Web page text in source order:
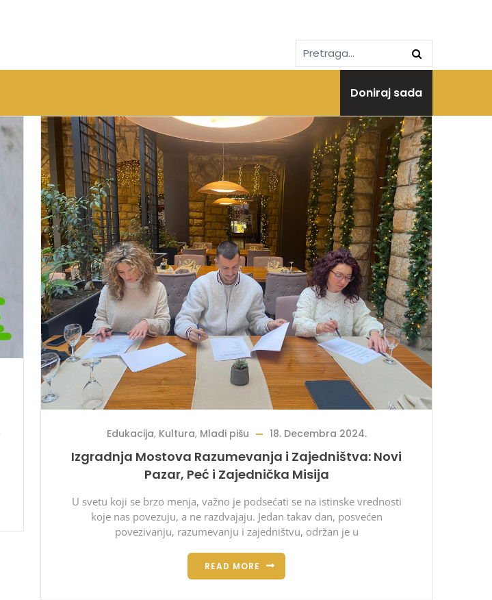
Doniraj sada
Edukacija, Kultura, Mladi pišu 18. Decembra 2024.
Izgradnja Mostova Razumevanja i Zajedništva: Novi
Pazar, Peć i Zajednička Misija
U svetu koji se brzo menja, važno je podsećati se na istinske vrednosti
koje nas povezuju, a ne razdvajaju. Jedan takav dan, posvećen
povezivanju, razumevanju i zajedništvu, održan je u
READ MORE